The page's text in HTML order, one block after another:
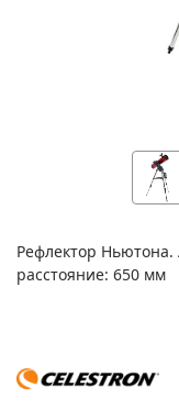
Рефлектор
расстояние: 650 мм